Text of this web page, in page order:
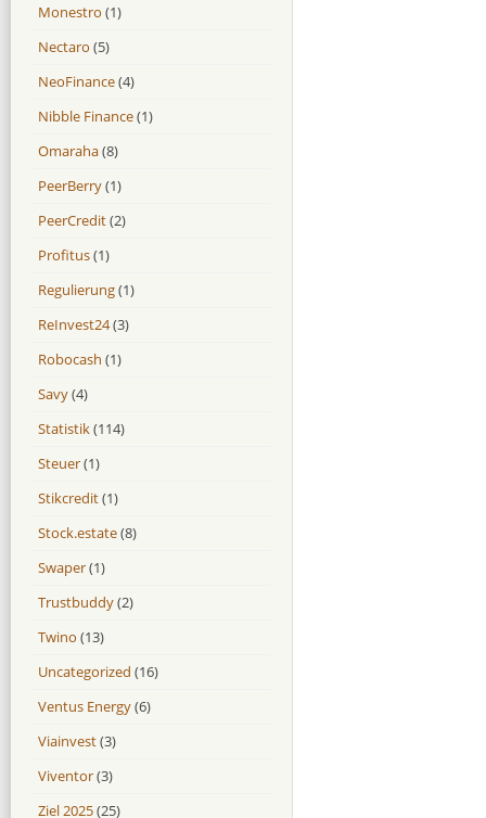
Monestro (1)
Nectaro (5)
NeoFinance(4)
Nibble Finance(1)
Omaraha(8)
PeerBerry(1)
PeerCredit(2)
Profitus(1)
Regulierung(1)
ReInvest24(3)
Robocash (1)
Savy(4)
Statistik(114)
Steuer(1)
Stikcredit(1)
Stock.estate(8)
Swaper(1)
Trustbuddy(2)
Twino (13)
Uncategorized (16)
Ventus Energy(6)
Viainvest(3)
Viventor(3)
Ziel 2025(25)